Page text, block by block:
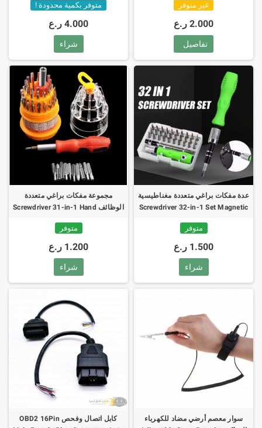
غير متوفر
2.000 ر.ع
تفاصيل
متوفر بكمية محدودة !
4.000 ر.ع
شراء
عدة مفكات براغي متعددة مغناطيسية
Screwdriver 32-in-1 Set Magnetic
متوفر
1.500 ر.ع
شراء
مجموعة مفكات براغي متعددة
الوظائف Screwdriver 31-in-1 Hand
متوفر
1.200 ر.ع
شراء
سوار معصم أرضي مضاد للكهرباء
كابل اتصال وفحص OBD2 16Pin